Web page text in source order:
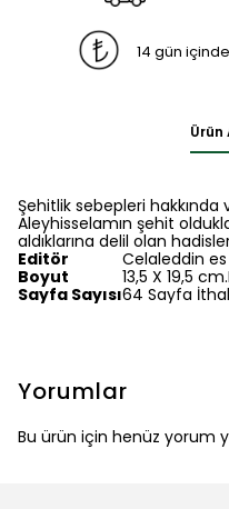
14 gün
Ürün
Şehitlik sebepleri
Aleyhisselamın şehit
aldıklarına delil olan
Editör
Celaleddin
Boyut
13,5 X 19,5
Sayfa Sayısı64 Sayfa İthal
Yorumlar
Bu ürün için henüz yorum